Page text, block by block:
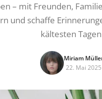
– mit Freunden,
und schaffe
kältesten
Miriam
22. Mai 2025